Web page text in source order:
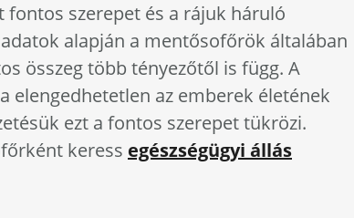
szerepet és a rájuk háruló
alapján a mentősofőrök általában
összeg több tényezőtől is függ. A
elengedhetetlen az emberek életének
ezt a fontos szerepet tükrözi.
keress egészségügyi állás